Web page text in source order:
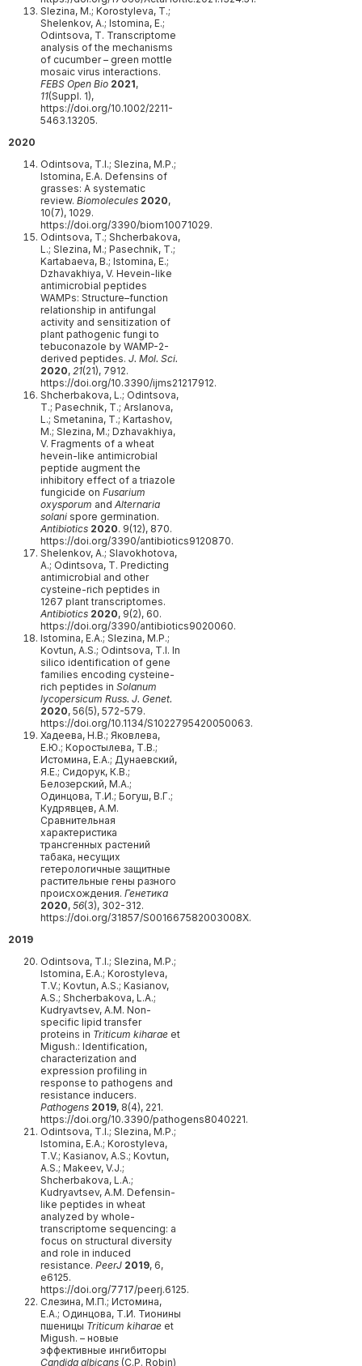
Slezina, M.; Korostyleva, T.;
Shelenkov, A.; Istomina, E.;
Odintsova, T. Transcriptome
analysis of the mechanisms
of cucumber – green mottle
mosaic virus interactions.
FEBS Open Bio 2021,
11(Suppl. 1),
https://doi.org/10.1002/2211-
5463.13205.
2020
Odintsova, T.I.; Slezina, M.P.;
Istomina, E.A. Defensins of
grasses: A systematic
review. Biomolecules 2020,
10(7), 1029.
https://doi.org/3390/biom10071029.
Odintsova, T.; Shcherbakova,
L.; Slezina, M.; Pasechnik, T.;
Kartabaeva, B.; Istomina, E.;
Dzhavakhiya, V. Hevein-like
antimicrobial peptides
WAMPs: Structure–function
relationship in antifungal
activity and sensitization of
plant pathogenic fungi to
tebuconazole by WAMP-2-
derived peptides. J. Mol. Sci.
2020, 21(21), 7912.
https://doi.org/10.3390/ijms21217912.
Shcherbakova, L.; Odintsova,
T.; Pasechnik, T.; Arslanova,
L.; Smetanina, T.; Kartashov,
M.; Slezina, M.; Dzhavakhiya,
V. Fragments of a wheat
hevein-like antimicrobial
peptide augment the
inhibitory effect of a triazole
fungicide on Fusarium
oxysporum and Alternaria
solani spore germination.
Antibiotics 2020. 9(12), 870.
https://doi.org/3390/antibiotics9120870.
Shelenkov, A.; Slavokhotova,
A.; Odintsova, T. Predicting
antimicrobial and other
cysteine-rich peptides in
1267 plant transcriptomes.
Antibiotics 2020, 9(2), 60.
https://doi.org/3390/antibiotics9020060.
Istomina, E.A.; Slezina, M.P.;
Kovtun, A.S.; Odintsova, T.I. In
silico identification of gene
families encoding cysteine-
rich peptides in Solanum
lycopersicum Russ. J. Genet.
2020, 56(5), 572-579.
https://doi.org/10.1134/S1022795420050063.
Хадеева, Н.В.; Яковлева,
Е.Ю.; Коростылева, Т.В.;
Истомина, Е.А.; Дунаевский,
Я.Е.; Сидорук, К.В.;
Белозерский, М.А.;
Одинцова, Т.И.; Богуш, В.Г.;
Кудрявцев, А.М.
Сравнительная
характеристика
трансгенных растений
табака, несущих
гетерологичные защитные
растительные гены разного
происхождения. Генетика
2020, 56(3), 302-312.
https://doi.org/31857/S001667582003008X.
2019
Odintsova, T.I.; Slezina, M.P.;
Istomina, E.A.; Korostyleva,
T.V.; Kovtun, A.S.; Kasianov,
A.S.; Shcherbakova, L.A.;
Kudryavtsev, A.M. Non-
specific lipid transfer
proteins in Triticum kiharae et
Migush.: Identification,
characterization and
expression profiling in
response to pathogens and
resistance inducers.
Pathogens 2019, 8(4), 221.
https://doi.org/10.3390/pathogens8040221.
Odintsova, T.I.; Slezina, M.P.;
Istomina, E.A.; Korostyleva,
T.V.; Kasianov, A.S.; Kovtun,
A.S.; Makeev, V.J.;
Shcherbakova, L.A.;
Kudryavtsev, A.M. Defensin-
like peptides in wheat
analyzed by whole-
transcriptome sequencing: a
focus on structural diversity
and role in induced
resistance. PeerJ 2019, 6,
e6125.
https://doi.org/7717/peerj.6125.
Слезина, М.П.; Истомина,
Е.А.; Одинцова, Т.И. Тионины
пшеницы Triticum kiharae et
Migush. – новые
эффективные ингибиторы
Candida albicans (C.P. Robin)